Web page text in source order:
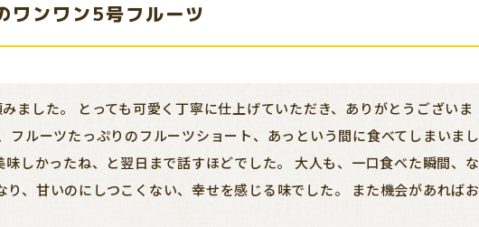
ワンワン5号フルーツ
ました。 とっても可愛く丁寧に仕上げていただき、ありがとうございま
フルーツたっぷりのフルーツショート、あっという間に食べてしまいまし
しかったね、と翌日まで話すほどでした。 大人も、一口食べた瞬間、な
り、甘いのにしつこくない、幸せを感じる味でした。 また機会があればお